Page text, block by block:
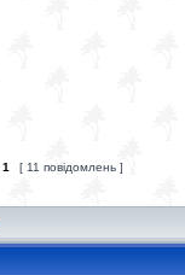
1 [ 11 повідомлень ]